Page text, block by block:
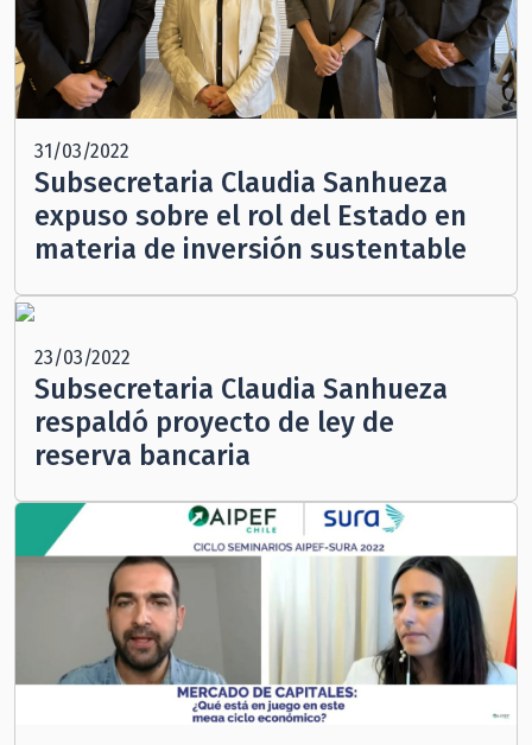
31/03/2022
Subsecretaria Claudia Sanhueza
expuso sobre el rol del Estado en
materia de inversión sustentable
23/03/2022
Subsecretaria Claudia Sanhueza
respaldó proyecto de ley de
reserva bancaria